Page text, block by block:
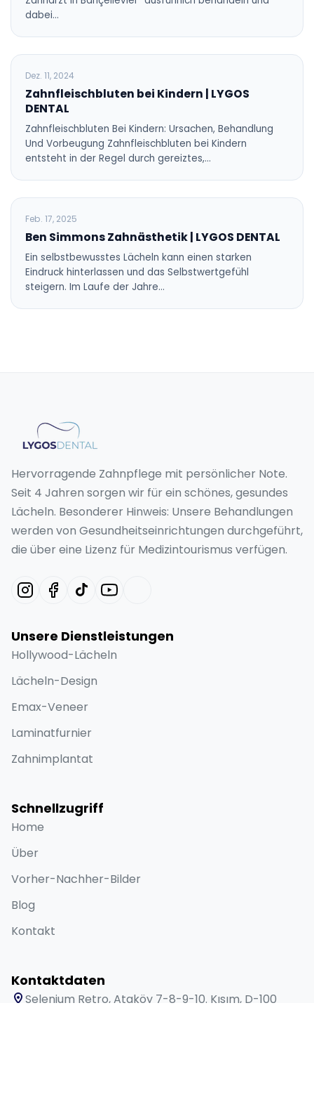
dabei…
BLOG
Dez. 11, 2024
Zahnfleischbluten bei Kindern | LYGOS
DENTAL
Zahnfleischbluten Bei Kindern: Ursachen, Behandlung
Und Vorbeugung Zahnfleischbluten bei Kindern
entsteht in der Regel durch gereiztes,…
BLOG
Feb. 17, 2025
Ben Simmons Zahnästhetik | LYGOS DENTAL
Ein selbstbewusstes Lächeln kann einen starken
Eindruck hinterlassen und das Selbstwertgefühl
steigern. Im Laufe der Jahre…
Hervorragende Zahnpflege mit persönlicher Note.
Seit 4 Jahren sorgen wir für ein schönes, gesundes
Lächeln. Besonderer Hinweis: Unsere Behandlungen
werden von Gesundheitseinrichtungen durchgeführt,
die über eine Lizenz für Medizintourismus verfügen.
Unsere Dienstleistungen
Hollywood-Lächeln
Lächeln-Design
Emax-Veneer
Laminatfurnier
Zahnimplantat
Schnellzugriff
Home
Über
Vorher-Nachher-Bilder
Blog
Kontakt
Kontaktdaten
Selenium Retro, Ataköy 7-8-9-10. Kısım, D-100